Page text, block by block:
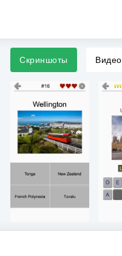
Скриншоты Видео